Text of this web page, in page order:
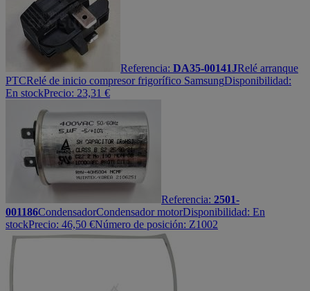
Referencia: DA35-00141JRelé arranque
PTCRelé de inicio compresor frigorífico SamsungDisponibilidad:
En stockPrecio: 23,31 €
Referencia: 2501-
001186CondensadorCondensador motorDisponibilidad: En
stockPrecio: 46,50 €Número de posición: Z1002